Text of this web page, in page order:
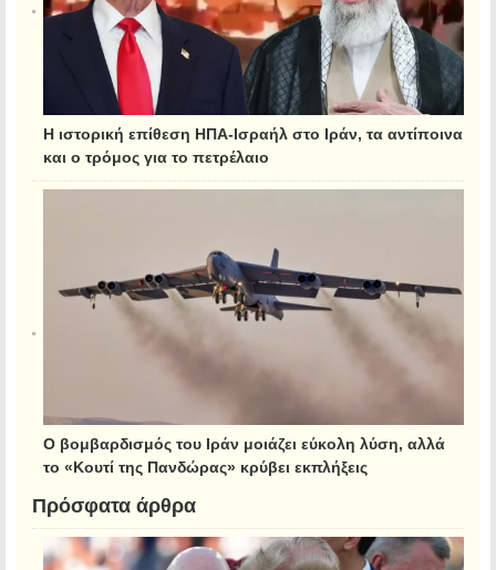
Η ιστορική επίθεση ΗΠΑ-Ισραήλ στο Ιράν, τα αντίποινα
και ο τρόμος για το πετρέλαιο
Ο βομβαρδισμός του Ιράν μοιάζει εύκολη λύση, αλλά
το «Κουτί της Πανδώρας» κρύβει εκπλήξεις
Πρόσφατα άρθρα